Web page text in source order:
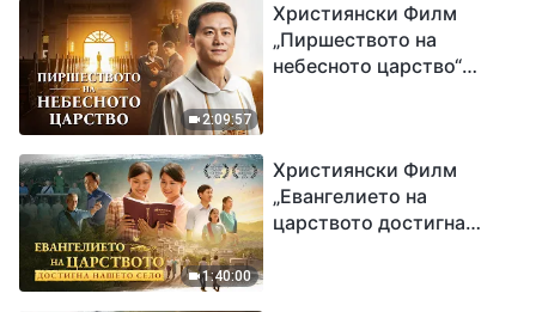
2:09:57
Християнски Филм
„Пиршеството на
небесното царство“
1:40:00
Християнски Филм
„Евангелието на
царството достигна